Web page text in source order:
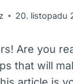
20. listopadu
Are you
that will